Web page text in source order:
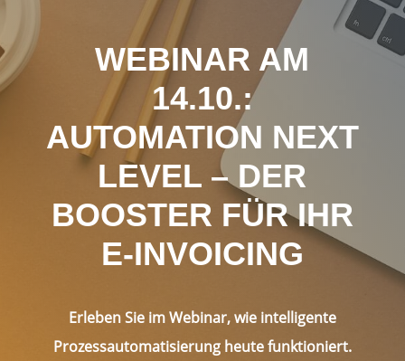
WEBINAR AM
14.10.:
AUTOMATION NEXT
LEVEL – DER
BOOSTER FÜR IHR
E-INVOICING
Erleben Sie im Webinar, wie intelligente
Prozessautomatisierung heute funktioniert.